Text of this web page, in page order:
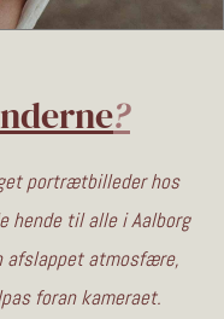
?
portrætbilleder hos
hende til alle i Aalborg
afslappet atmosfære,
foran kameraet.